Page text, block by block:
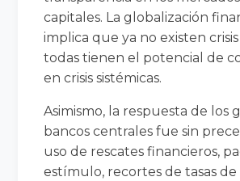
capitales. La globalización
implica que ya no existen crisis
todas tienen el potencial de
en crisis sistémicas.
Asimismo, la respuesta de los
bancos centrales fue sin
uso de rescates financieros,
estímulo, recortes de tasas